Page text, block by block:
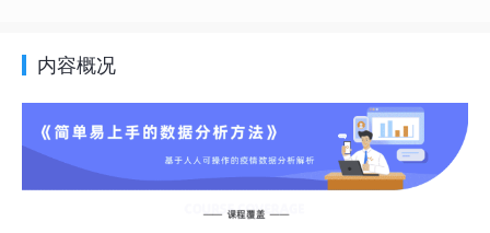
内容概况